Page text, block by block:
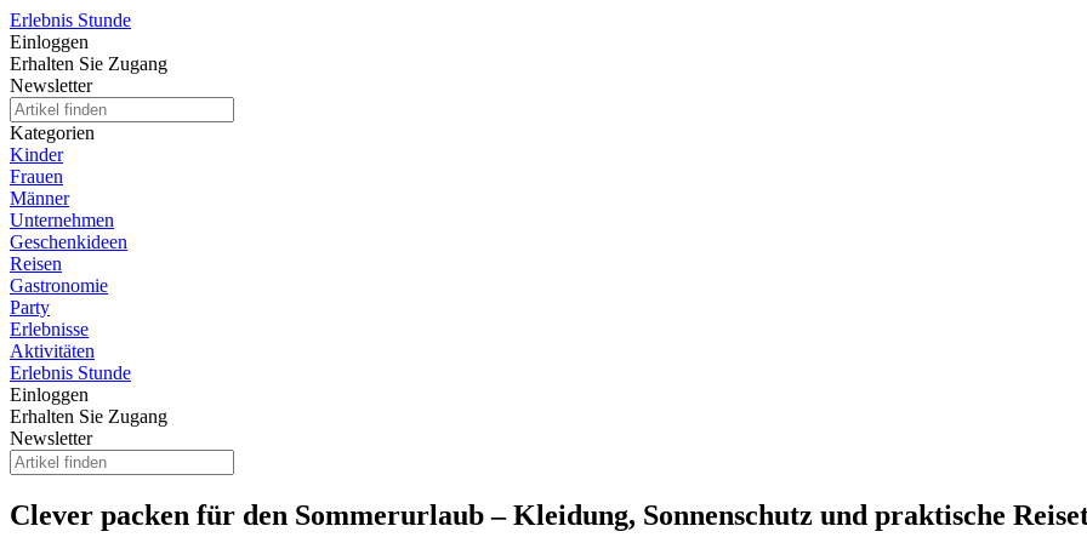
Erlebnis Stunde
Einloggen
Erhalten Sie Zugang
Newsletter
Kategorien
Kinder
Frauen
Männer
Unternehmen
Geschenkideen
Reisen
Gastronomie
Party
Erlebnisse
Aktivitäten
Erlebnis Stunde
Einloggen
Erhalten Sie Zugang
Newsletter
Clever packen für den Sommerurlaub – Kleidung, Sonnenschutz und praktische